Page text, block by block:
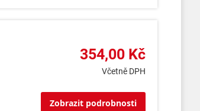
354,00 Kč
Včetně DPH
Zobrazit podrobnosti